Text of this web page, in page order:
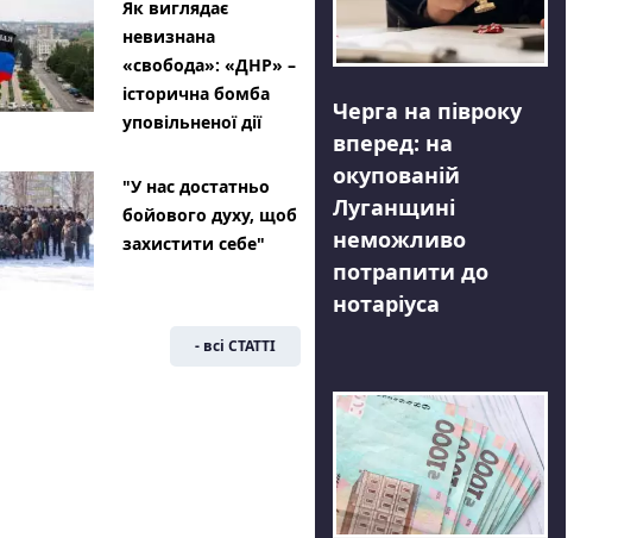
Як виглядає
невизнана
«свобода»: «ДНР» –
історична бомба
уповільненої дії
"У нас достатньо
бойового духу, щоб
захистити себе"
- всі СТАТТІ
Черга на півроку
вперед: на
окупованій
Луганщині
неможливо
потрапити до
нотаріуса